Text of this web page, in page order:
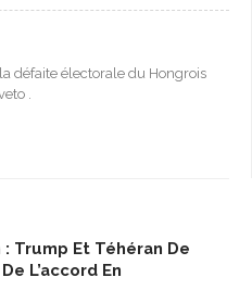
défaite électorale du Hongrois
.
: Trump Et Téhéran De
L’accord En